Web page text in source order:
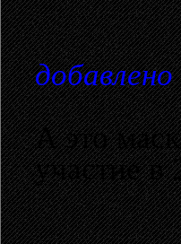
А это
участие в